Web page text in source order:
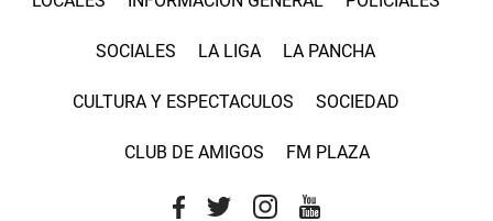
SOCIALES LA LIGA LA PANCHA
CULTURA Y ESPECTACULOS SOCIEDAD
CLUB DE AMIGOS FM PLAZA